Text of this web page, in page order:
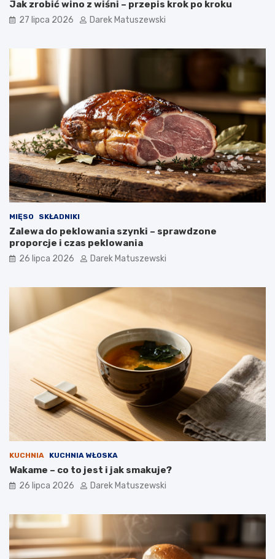
Jak zrobić wino z wiśni – przepis krok po kroku
27 lipca 2026 Darek Matuszewski
MIĘSO SKŁADNIKI
Zalewa do peklowania szynki – sprawdzone
proporcje i czas peklowania
26 lipca 2026 Darek Matuszewski
KUCHNIA KUCHNIA WŁOSKA
Wakame – co to jest i jak smakuje?
26 lipca 2026 Darek Matuszewski